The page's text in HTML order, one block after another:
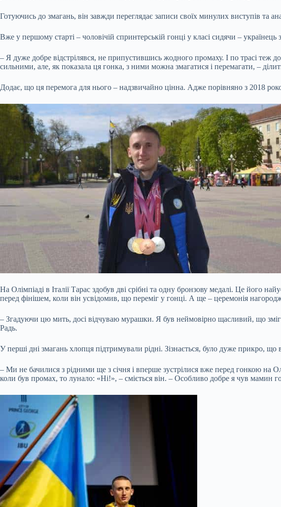
Готуючись до змагань, він завжди переглядає записи своїх минулих виступів та
Вже у першому старті – чоловічій спринтерській гонці у класі сидячи – українець
– Я дуже добре відстрілявся, не припустившись жодного промаху. І по трасі теж
сильними, але, як показала ця гонка, з ними можна змагатися і перемагати, –
Додає, що ця перемога для нього – надзвичайно цінна. Адже порівняно з 2018
На Олімпіаді в Італії Тарас здобув дві срібні та одну бронзову медалі. Це його
перед фінішем, коли він усвідомив, що переміг у гонці. А ще – церемонія
– Згадуючи цю мить, досі відчуваю мурашки. Я був неймовірно щасливий, що зміг
Радь.
У перші дні змагань хлопця підтримували рідні. Зізнається, було дуже прикро,
– Ми не бачилися з рідними ще з січня і вперше зустрілися вже перед гонкою на
коли був промах, то лунало: «Ні!», – сміється він. – Особливо добре я чув мамин